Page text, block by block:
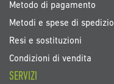
Metodo di pagamento
Metodi e spese di
Resi e sostituzioni
Condizioni di vendita
SERVIZI